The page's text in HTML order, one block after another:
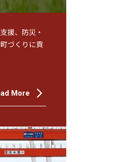
援、防災・
づくりに貢
More